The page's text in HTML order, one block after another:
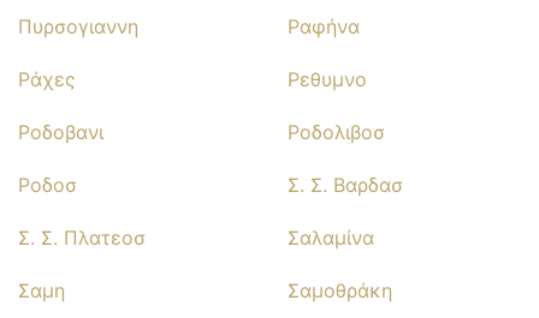
Πυρσογιαννη Ραφήνα
Ράχες Ρεθυμνο
Ροδοβανι Ροδολιβοσ
Ροδοσ Σ. Σ. Βαρδασ
Σ. Σ. Πλατεοσ Σαλαμίνα
Σαμη Σαμοθράκη